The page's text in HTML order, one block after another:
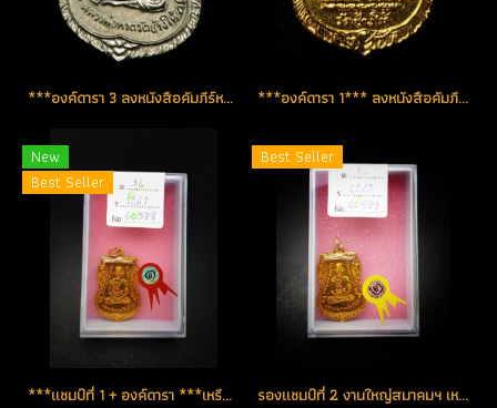
***องค์ดารา 3 ลงหนังสือคัมภีร์หลวงพ่อทวด เล่มล่าสุด***เหรียญใต้ร่มเย็น ปี 2526 บล็อคหน้าเลื่อน-หลังเสาร์ห้า(นิยม)นิเกิ้ลเดิมๆ (โทรถาม) ***องค์ดารา 1*** ลงหนังสือคัมภีร์หลวงพ่อทวด เล่มล่าสุด เหรียญใต้ร่มเย็น ปี 2526 เนื้อกะไหล่ทอง บล็อคหน้าหนุ่ม-หลังเลื่อน บล็อค Top หายากสุด (โชว์)
New
Best Seller
***แชมป์ที่ 1 + องค์ดารา ***เหรียญใต้ร่มเย็น ปี 2526 บล็อคหน้าเลื่อน-หลังเลื่อน(บล็อคนิยมสุด) เหรียญกะหลั่ยทอง เคลือบเรซิ่น สวยแท้หายาก (โทรถาม)
Best Seller
รองแชมป์ที่ 2 งานใหญ่สมาคมฯ เหรียญใต้ร่มเย็น ปี 2526 บล็อคหน้าเลื่อน-หลังเลื่อน(บล็อคนิยมสุด) เหรียญกะไหล่ทอง เคลือบเรซิ่น (ขายแล้ว)